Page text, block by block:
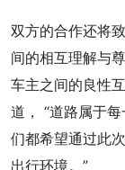
双方的合作还将
间的相互理解与
车主之间的良性
道， “道路属于
们都希望通过此
出行环境。”